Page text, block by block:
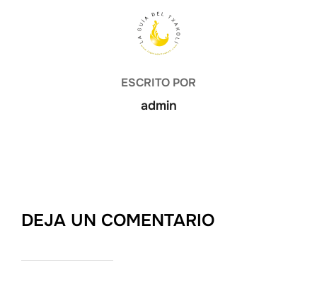
AUTOR DE LA ENTRADA
ESCRITO POR
admin
DEJA UN COMENTARIO